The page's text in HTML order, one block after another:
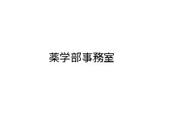
薬学部事務室